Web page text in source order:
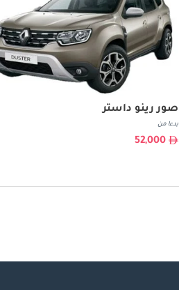
صور رينو داستر
بدءا من
52,000